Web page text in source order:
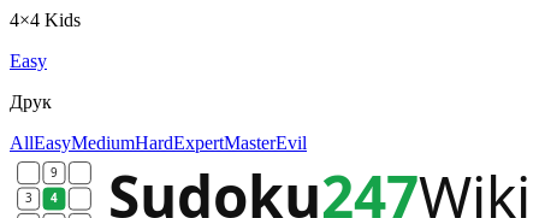
4×4 Kids
Easy
Друк
AllEasyMediumHardExpertMasterEvil